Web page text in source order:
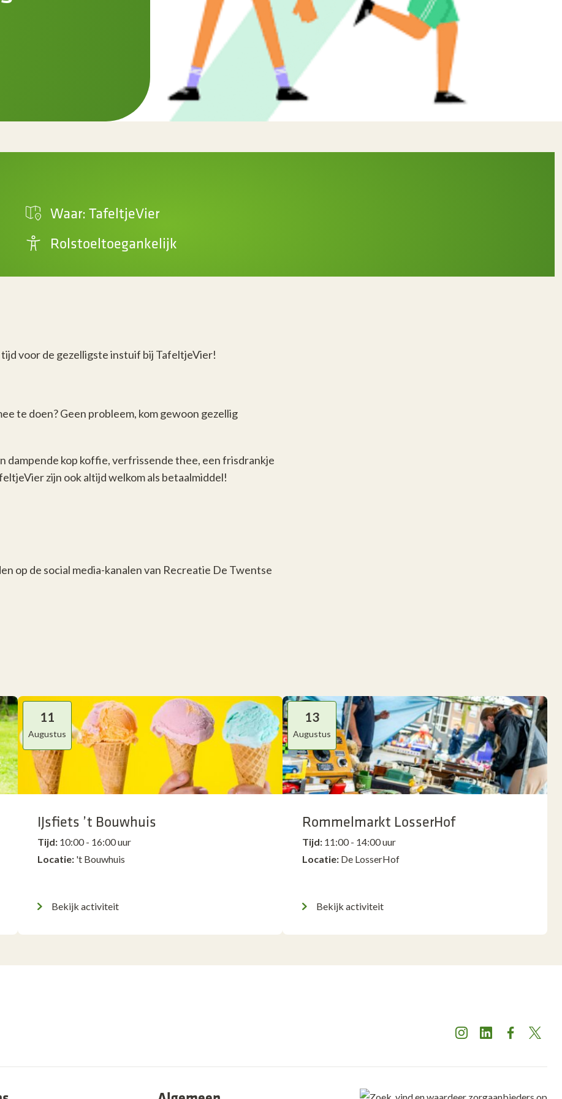
Waar: TafeltjeVier
Rolstoeltoegankelijk
voor de gezelligste instuif bij TafeltjeVier!
te doen? Geen probleem, kom gewoon gezellig
dampende kop koffie, verfrissende thee, een frisdrankje
zijn ook altijd welkom als betaalmiddel!
op de social media-kanalen van Recreatie De Twentse
11
Augustus
IJsfiets ’t Bouwhuis
Tijd: 10:00 - 16:00 uur
Locatie: 't Bouwhuis
Bekijk activiteit
13
Augustus
Rommelmarkt LosserHof
Tijd: 11:00 - 14:00 uur
Locatie: De LosserHof
Bekijk activiteit
InstagramLinkedInFacebook
X